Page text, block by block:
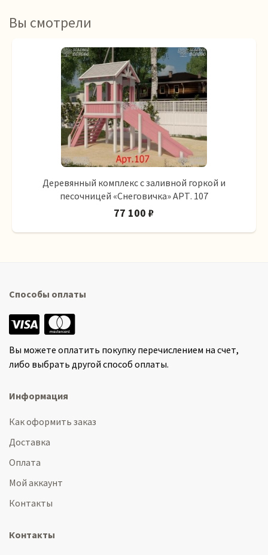
Вы смотрели
Деревянный комплекс с заливной горкой и
песочницей «Снеговичка» АРТ. 107
77 100 ₽
Способы оплаты
Вы можете оплатить покупку перечислением на счет,
либо выбрать другой способ оплаты.
Информация
Как оформить заказ
Доставка
Оплата
Мой аккаунт
Контакты
Контакты